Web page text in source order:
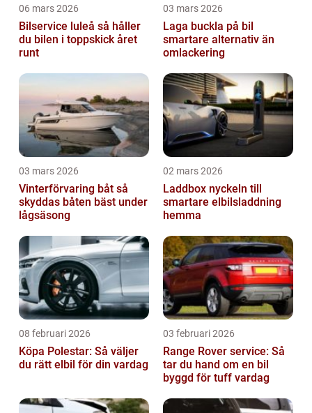
06 mars 2026
Bilservice luleå så håller
du bilen i toppskick året
runt
03 mars 2026
Laga buckla på bil
smartare alternativ än
omlackering
03 mars 2026
Vinterförvaring båt så
skyddas båten bäst under
lågsäsong
02 mars 2026
Laddbox nyckeln till
smartare elbilsladdning
hemma
08 februari 2026
Köpa Polestar: Så väljer
du rätt elbil för din vardag
03 februari 2026
Range Rover service: Så
tar du hand om en bil
byggd för tuff vardag